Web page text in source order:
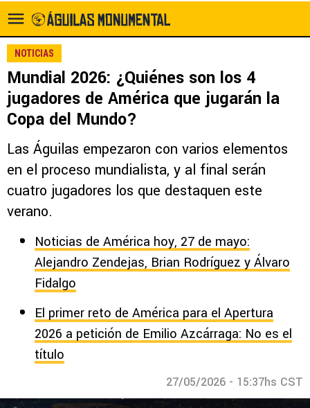
NOTICIAS
Mundial 2026: ¿Quiénes son los 4
jugadores de América que jugarán la
Copa del Mundo?
Las Águilas empezaron con varios elementos
en el proceso mundialista, y al final serán
cuatro jugadores los que destaquen este
verano.
Noticias de América hoy, 27 de mayo:
Alejandro Zendejas, Brian Rodríguez y Álvaro
Fidalgo
El primer reto de América para el Apertura
2026 a petición de Emilio Azcárraga: No es el
título
27/05/2026 - 15:37hs CST